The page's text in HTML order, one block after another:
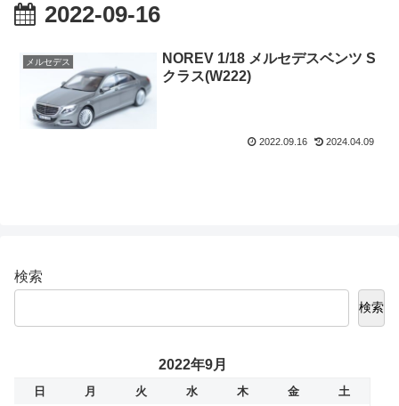
2022-09-16
メルセデス
NOREV 1/18 メルセデスベンツ S
クラス(W222)
2022.09.16 2024.04.09
検索
検索
2022年9月
日 月 火 水 木 金
土